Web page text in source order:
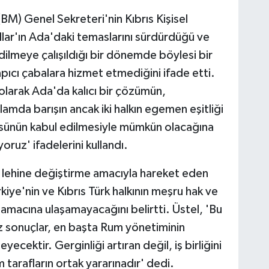
Genel Sekreteri'nin Kıbrıs Kişisel
Ada'daki temaslarını sürdürdüğü ve
çalışıldığı bir dönemde böylesi bir
çabalara hizmet etmediğini ifade etti.
Ada'da kalıcı bir çözümün,
barışın ancak iki halkın egemen eşitliği
kabul edilmesiyle mümkün olacağına
ifadelerini kullandı.
değiştirme amacıyla hareket eden
ve Kıbrıs Türk halkının meşru hak ve
ulaşamayacağını belirtti. Üstel, 'Bu
sonuçlar, en başta Rum yönetiminin
Gerginliği artıran değil, iş birliğini
ortak yararınadır' dedi.